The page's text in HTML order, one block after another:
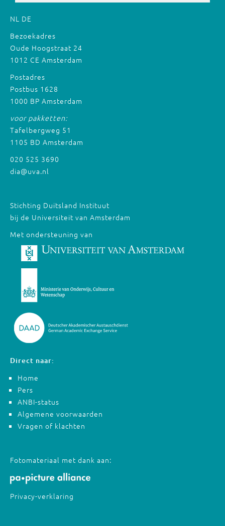
NL DE
Bezoekadres
Oude Hoogstraat 24
1012 CE Amsterdam
Postadres
Postbus 1628
1000 BP Amsterdam
voor pakketten:
Tafelbergweg 51
1105 BD Amsterdam
020 525 3690
dia@uva.nl
Stichting Duitsland Instituut
bij de Universiteit van Amsterdam
Met ondersteuning van
Direct naar:
Home
Pers
ANBI-status
Algemene voorwaarden
Vragen of klachten
Fotomateriaal met dank aan:
Privacy-verklaring